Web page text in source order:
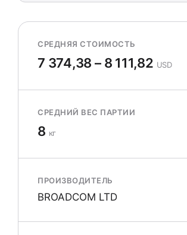
СРЕДНЯЯ СТОИМОСТЬ
7 374,38 – 8 111,82 USD
СРЕДНИЙ ВЕС ПАРТИИ
8 кг
ПРОИЗВОДИТЕЛЬ
BROADCOM LTD